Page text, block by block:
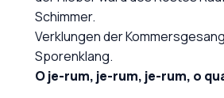
Schimmer.
Verklungen der
Sporenklang.
O je-rum, je-rum, je-rum, o